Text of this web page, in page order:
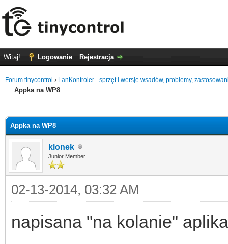
Witaj! Logowanie Rejestracja
Forum tinycontrol › LanKontroler - sprzęt i wersje wsadów, problemy,
Appka na WP8
Appka na WP8
klonek
Junior Member
02-13-2014, 03:32 AM
napisana "na kolanie"